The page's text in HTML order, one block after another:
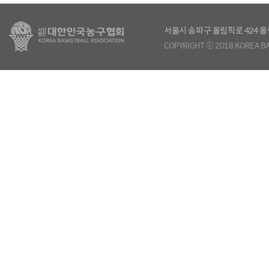
서울시 송파구 올림픽로 424
COPYRIGHT ⓒ 2018 KOREA